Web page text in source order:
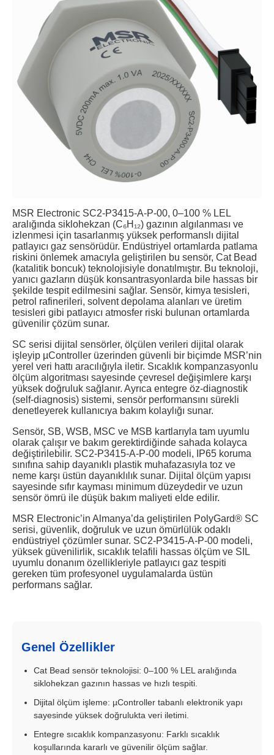
MSR Electronic SC2-P3415-A-P-00, 0–100 % LEL
aralığında siklohekzan (C₆H₁₂) gazının algılanması ve
izlenmesi için tasarlanmış yüksek performanslı dijital
patlayıcı gaz sensörüdür. Endüstriyel ortamlarda patlama
riskini önlemek amacıyla geliştirilen bu sensör, Cat Bead
(katalitik boncuk) teknolojisiyle donatılmıştır. Bu teknoloji,
yanıcı gazların düşük konsantrasyonlarda bile hassas bir
şekilde tespit edilmesini sağlar. Sensör, kimya tesisleri,
petrol rafinerileri, solvent depolama alanları ve üretim
tesisleri gibi patlayıcı atmosfer riski bulunan ortamlarda
güvenilir çözüm sunar.
SC serisi dijital sensörler, ölçülen verileri dijital olarak
işleyip µController üzerinden güvenli bir biçimde MSR’nin
yerel veri hattı aracılığıyla iletir. Sıcaklık kompanzasyonlu
ölçüm algoritması sayesinde çevresel değişimlere karşı
yüksek doğruluk sağlanır. Ayrıca entegre öz-diagnostik
(self-diagnosis) sistemi, sensör performansını sürekli
denetleyerek kullanıcıya bakım kolaylığı sunar.
Sensör, SB, WSB, MSC ve MSB kartlarıyla tam uyumlu
olarak çalışır ve bakım gerektirdiğinde sahada kolayca
değiştirilebilir. SC2-P3415-A-P-00 modeli, IP65 koruma
sınıfına sahip dayanıklı plastik muhafazasıyla toz ve
neme karşı üstün dayanıklılık sunar. Dijital ölçüm yapısı
sayesinde sıfır kayması minimum düzeydedir ve uzun
sensör ömrü ile düşük bakım maliyeti elde edilir.
MSR Electronic’in Almanya’da geliştirilen PolyGard® SC
serisi, güvenlik, doğruluk ve uzun ömürlülük odaklı
endüstriyel çözümler sunar. SC2-P3415-A-P-00 modeli,
yüksek güvenilirlik, sıcaklık telafili hassas ölçüm ve SIL
uyumlu donanım özellikleriyle patlayıcı gaz tespiti
gereken tüm profesyonel uygulamalarda üstün
performans sağlar.
Genel Özellikler
Cat Bead sensör teknolojisi: 0–100 % LEL aralığında
siklohekzan gazının hassas ve hızlı tespiti.
Dijital ölçüm işleme: µController tabanlı elektronik yapı
sayesinde yüksek doğrulukta veri iletimi.
Entegre sıcaklık kompanzasyonu: Farklı sıcaklık
koşullarında kararlı ve güvenilir ölçüm sağlar.